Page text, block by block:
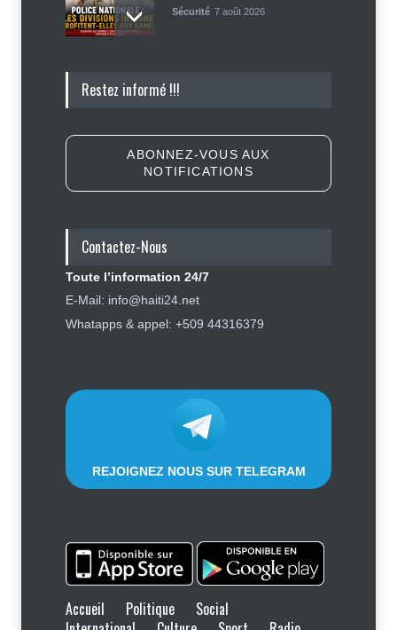
Sécurité 7 août 2026
d’affronter la justice, Jean Monard
Retards, bagages perdus,
6 août 2026
Haïti : Sandra Paulemon appelle à
Politique 5 août 2026
Restez informé !!!
ABONNEZ-VOUS AUX
NOTIFICATIONS
Contactez-Nous
Toute l’information 24/7
E-Mail: info@haiti24.net
Whatapps & appel: +509 44316379
REJOIGNEZ NOUS SUR TELEGRAM
Accueil Politique
Social